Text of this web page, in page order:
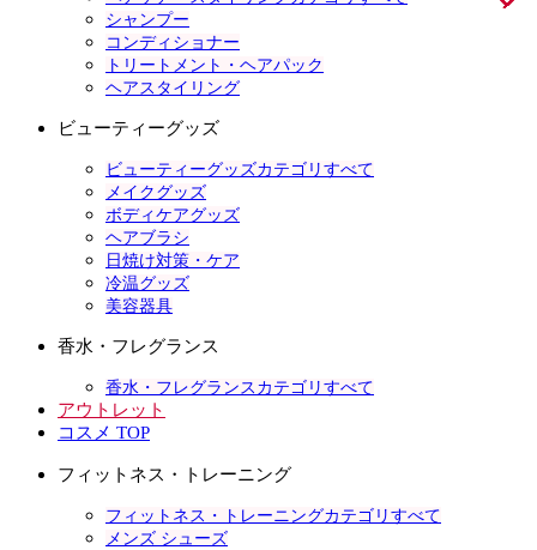
シャンプー
コンディショナー
トリートメント・ヘアパック
ヘアスタイリング
ビューティーグッズ
ビューティーグッズカテゴリすべて
メイクグッズ
ボディケアグッズ
ヘアブラシ
日焼け対策・ケア
冷温グッズ
美容器具
香水・フレグランス
香水・フレグランスカテゴリすべて
アウトレット
コスメ TOP
フィットネス・トレーニング
フィットネス・トレーニングカテゴリすべて
メンズ シューズ